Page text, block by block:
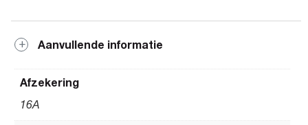
Aanvullende informatie
Afzekering
16A